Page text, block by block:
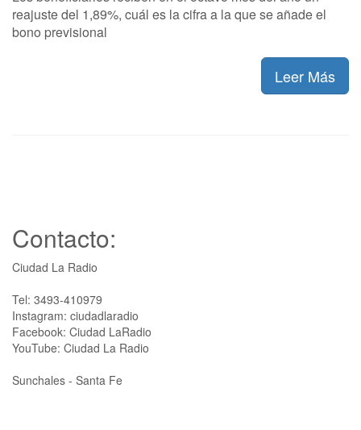
reajuste del 1,89%, cuál es la cifra a la que se añade el
bono previsional
Leer Más
Contacto:
Ciudad La Radio
Tel: 3493-410979
Instagram: ciudadlaradio
Facebook: Ciudad LaRadio
YouTube: Ciudad La Radio
Sunchales - Santa Fe